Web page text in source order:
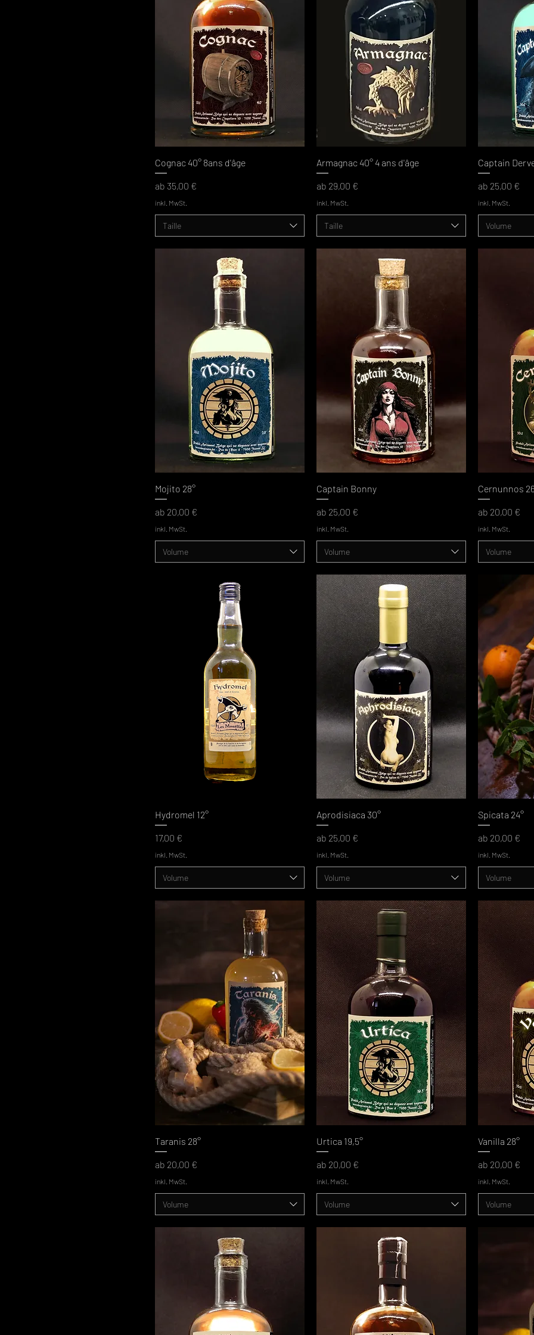
Cognac 40° 8ans d'âge
ab 35,00 €
Sale-Preis
inkl. MwSt.
Taille
Armagnac 40° 4 ans d'âge
ab 29,00 €
Sale-Preis
inkl. MwSt.
Taille
Captain
ab 25,00 €
Sale-Preis
inkl. MwSt.
Volume
Mojito 28°
ab 20,00 €
Sale-Preis
inkl. MwSt.
Volume
Captain Bonny
ab 25,00 €
Sale-Preis
inkl. MwSt.
Volume
Cernunnos
ab 20,00 €
Sale-Preis
inkl. MwSt.
Volume
Hydromel 12°
Preis
17,00 €
inkl. MwSt.
Volume
Aprodisiaca 30°
ab 25,00 €
Sale-Preis
inkl. MwSt.
Volume
Spicata 24°
ab 20,00 €
Sale-Preis
inkl. MwSt.
Volume
Taranis 28°
ab 20,00 €
Sale-Preis
inkl. MwSt.
Volume
Urtica 19,5°
ab 20,00 €
Sale-Preis
inkl. MwSt.
Volume
Vanilla 28°
ab 20,00 €
Sale-Preis
inkl. MwSt.
Volume